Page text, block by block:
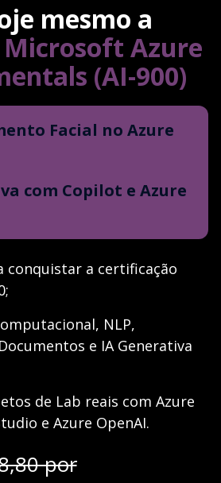
mesmo a
Microsoft Azure
(AI-900)
Facial no Azure
com Copilot e Azure
conquistar a certificação
NLP,
e IA Generativa
de Lab reais com Azure
e Azure OpenAI.
por